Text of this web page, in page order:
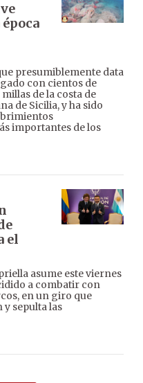
presumiblemente data
con cientos de
de la costa de
de Sicilia, y ha sido
importantes de los
el
asume este viernes
a combatir con
en un giro que
y sepulta las